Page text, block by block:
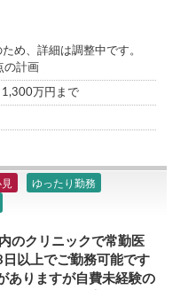
め、詳細は調整中です。
の計画
万円まで
ゆったり勤務
のクリニックで常勤医
以上でご勤務可能です
ありますが自費未経験の